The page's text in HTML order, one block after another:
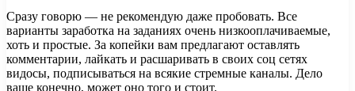
Сразу говорю — не рекомендую даже пробовать. Все
варианты заработка на заданиях очень низкооплачиваемые,
хоть и простые. За копейки вам предлагают оставлять
комментарии, лайкать и расшаривать в своих соц сетях
видосы, подписываться на всякие стремные каналы. Дело
ваше конечно, может оно того и стоит.